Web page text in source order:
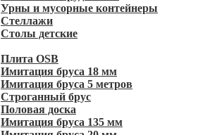
Урны и мусорные контейнеры
Стеллажи
Столы детские
Плита OSB
Имитация бруса 18 мм
Имитация бруса 5 метров
Строганный брус
Половая доска
Имитация бруса 135 мм